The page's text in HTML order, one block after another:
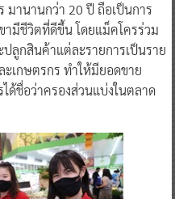
มานานกว่า 20 ปี ถือเป็นการ
ามีชีวิตที่ดีขึ้น โดยแม็คโครร่วม
ลูกสินค้าแต่ละรายการเป็นราย
ะเกษตรกร ทำให้มียอดขาย
ด้ชื่อว่าครองส่วนแบ่งในตลาด